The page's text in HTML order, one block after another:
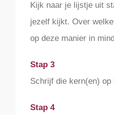
Kijk naar je lijstje uit
jezelf kijkt. Over
op deze manier in
Stap 3
Schrijf die kern(en) op
Stap 4